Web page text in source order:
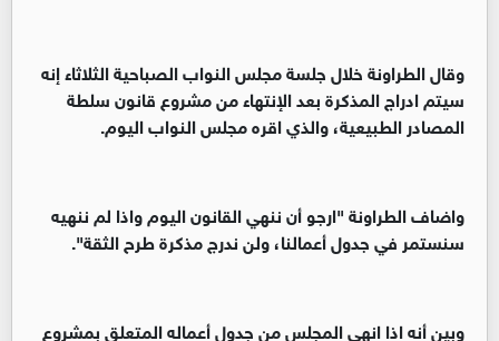
وقال الطراونة خلال جلسة مجلس النواب الصباحية الثلاثاء إنه
سيتم ادراج المذكرة بعد الإنتهاء من مشروع قانون سلطة
المصادر الطبيعية، والذي اقره مجلس النواب اليوم.
واضاف الطراونة "ارجو أن ننهي القانون اليوم واذا لم ننهيه
سنستمر في جدول أعمالنا، ولن ندرج مذكرة طرح الثقة".
وبين أنه اذا انهى المجلس من جدول أعماله المتعلق بمشروع